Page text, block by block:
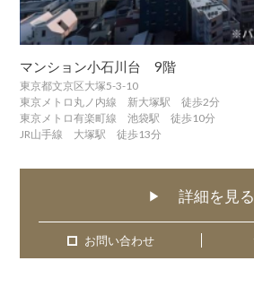
マンション小石川台 9階
東京都文京区大塚5-3-10
東京メトロ丸ノ内線 新大塚駅 徒歩2分
東京メトロ有楽町線 池袋駅 徒歩10分
JR山手線 大塚駅 徒歩13分
▶ 詳細を見る
お問い合わせ
お問い合わせ